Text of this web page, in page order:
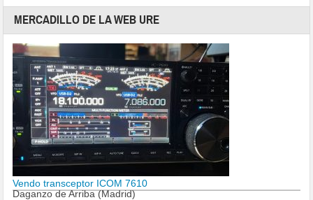
MERCADILLO DE LA WEB URE
Vendo transceptor ICOM 7610
Daganzo de Arriba (Madrid)